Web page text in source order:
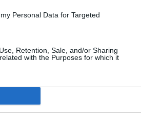
Personal Data for Targeted
Retention, Sale, and/or Sharing
with the Purposes for which it
ti uradiš ili kažeš.
nespretna – jer to od žene